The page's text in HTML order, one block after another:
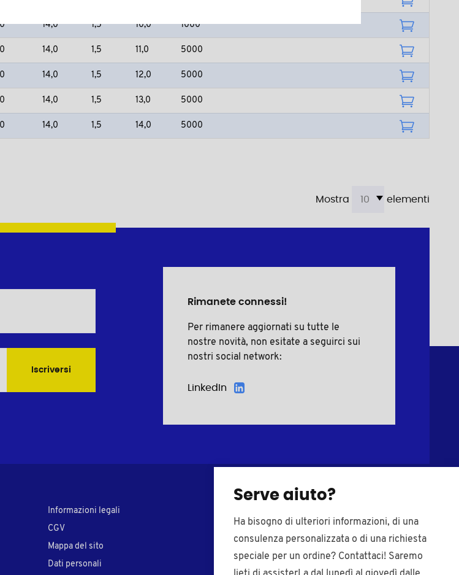
14,0 1,5 10,0 1000
14,0 1,5 11,0 5000
14,0 1,5 12,0 5000
14,0 1,5 13,0 5000
14,0 1,5 14,0 5000
Mostra elementi
Serve aiuto?
Ha bisogno di ulteriori informazioni, di una
consulenza personalizzata o di una richiesta
speciale per un ordine? Contattaci! Saremo
Iscriversi
Rimanete connessi!
Per rimanere aggiornati su tutte le
nostre novità, non esitate a seguirci sui
nostri social network:
LinkedIn
Informazioni legali
CGV
Mappa del sito
Dati personali
Rondelle in plastica
Boccole in plastica
Puntali di plastica
Coprivite in
Piedi regolabili